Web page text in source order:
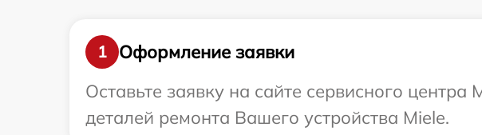
1
Оформление заявки
Оставьте заявку на сайте сервисного
деталей ремонта Вашего устройства Miele.